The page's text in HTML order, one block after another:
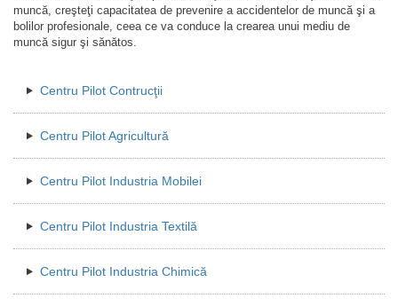
muncă, creşteţi capacitatea de prevenire a accidentelor de muncă şi a
bolilor profesionale, ceea ce va conduce la crearea unui mediu de
muncă sigur şi sănătos.
Centru Pilot Contrucţii
Centru Pilot Agricultură
Centru Pilot Industria Mobilei
Centru Pilot Industria Textilă
Centru Pilot Industria Chimică